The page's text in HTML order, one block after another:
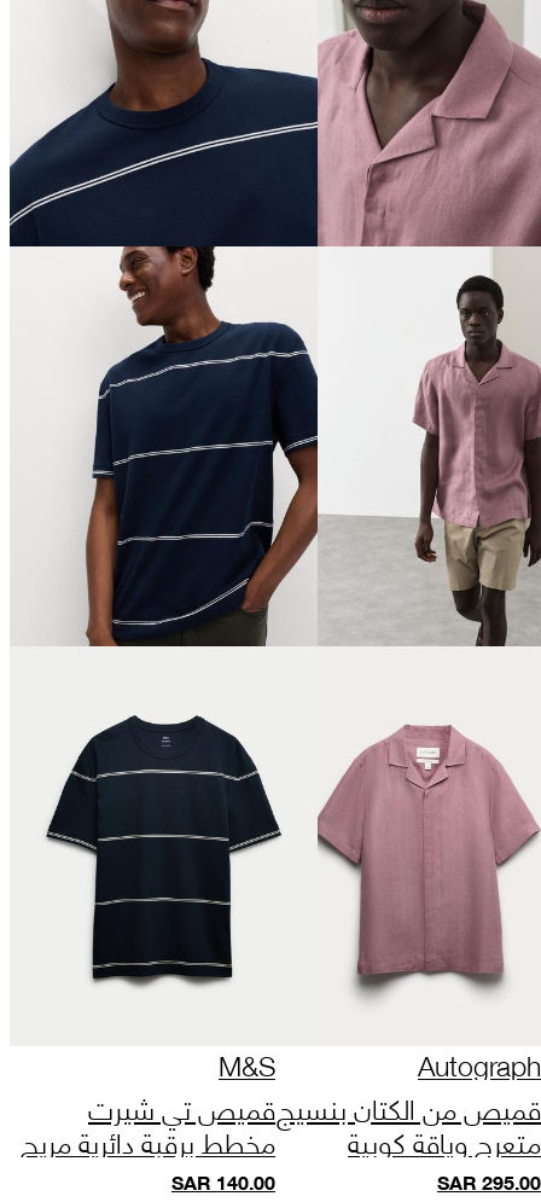
Autograph
قميص من الكتان بنسيج
متعرج وياقة كوبية
SAR295.00
M&S
قميص تي شيرت
مخطط برقبة دائرية مريح
من القطن الخالص
SAR 140.00